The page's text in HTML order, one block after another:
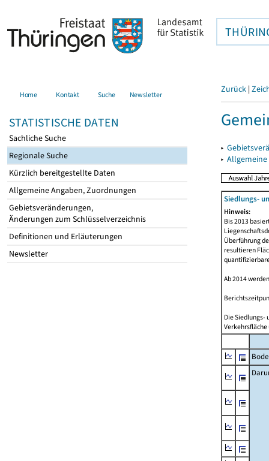
Home Kontakt Suche Newsletter
STATISTISCHE DATEN
Sachliche Suche
Regionale Suche
Kürzlich bereitgestellte Daten
Allgemeine Angaben, Zuordnungen
Gebietsveränderungen,
Änderungen zum Schlüsselverzeichnis
Definitionen und Erläuterungen
Newsletter
Zurück |
▸
▸
Siedlungs-
Hinweis:
Bis 2013
Überführung
resultieren
Ab 2014
Die Siedlungs-
Verkehrsfläche